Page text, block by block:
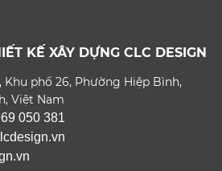
KẾ XÂY DỰNG CLC DESIGN
Khu phố 26, Phường Hiệp Bình,
Việt Nam
050 381